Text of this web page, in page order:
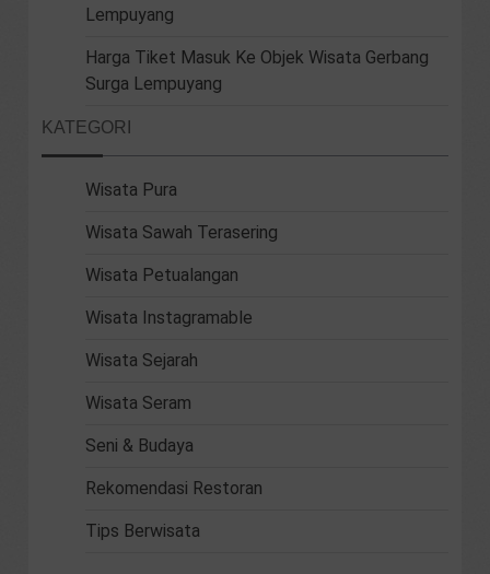
Lempuyang
Harga Tiket Masuk Ke Objek Wisata Gerbang
Surga Lempuyang
KATEGORI
Wisata Pura
Wisata Sawah Terasering
Wisata Petualangan
Wisata Instagramable
Wisata Sejarah
Wisata Seram
Seni & Budaya
Rekomendasi Restoran
Tips Berwisata